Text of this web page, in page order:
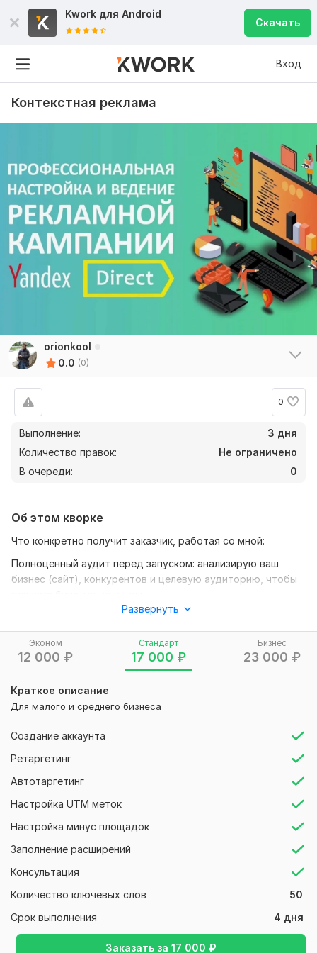
Kwork для Android
Скачать
Вход
Контекстная реклама
orionkool
0.0 (0)
0
Выполнение:
3 дня
Количество правок:
Не ограничено
В очереди:
0
Эконом
12 000 ₽
Стандарт
17 000 ₽
Бизнес
23 000 ₽
Краткое описание
Для малого и среднего бизнеса
Создание аккаунта
Ретаргетинг
Автотаргетинг
Настройка UTM меток
Настройка минус площадок
Заполнение расширений
Консультация
Количество ключевых слов
50
Срок выполнения
4 дня
Заказать за 17 000 ₽
Об этом кворке
Что конкретно получит заказчик, работая со мной:
Полноценный аудит перед запуском: анализирую ваш
бизнес (сайт), конкурентов и целевую аудиторию, чтобы
Стратегию с "холодным расчетом" – не просто
настройка, а продуманный план с прогнозом бюджета и
KPI.
РК «Под ключ» (сбор СЯ, подготовка и запуск РК,
оптимизация с еженедельными отчетами)
Честные гарантии:
- Фиксированные сроки (запуск РК от 3 до 5 дней).
- Прозрачность: вы получаете доступ к кабинету и видите
исправляю за свой счет.
* Как со мной работать:*
1. Вы оставляете заявку.
2. Я задаю 5 точных вопросов о вашем бизнесе.
3. Даю прогноз по рекламе (ещё до оплаты).
4. Если вам подходит – начинаем.
*P. S. Отвечаю в течение 1 часа – попробуйте проверить
Развернуть